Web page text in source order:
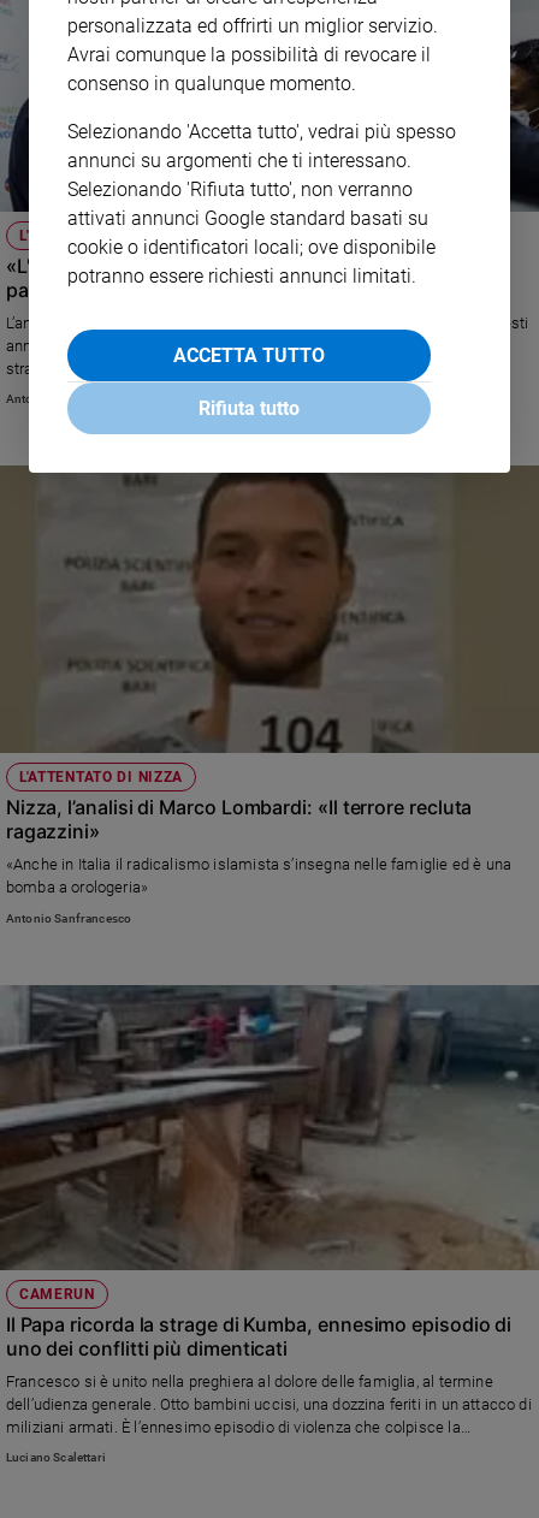
L'ESPERTO
«L'attacco hacker alla Regione Lazio è terrorismo e fa
parte della guerra cibernetica»
L’analisi del professore Marco Lombardi della Cattolica di Milano: «In questi
anni il terrorismo ha avuto successo perché ci ha sorpreso nell’utilizzare
strategie che noi non gli attribuivamo come sue specifiche. Secondo la
dottrina americana, a un attacco cibernetico si può rispondere con le
bombe tradizionali. Se si ha certezza da quale Stato arriva l’attacco». E sul
possibile collegamento con l’ideologia No-vax: «Non lo possiamo affermare
Antonio Sanfrancesco
L'ATTENTATO DI NIZZA
Nizza, l’analisi di Marco Lombardi: «Il terrore recluta
ragazzini»
«Anche in Italia il radicalismo islamista s’insegna nelle famiglie ed è una
bomba a orologeria»
Antonio Sanfrancesco
CAMERUN
Il Papa ricorda la strage di Kumba, ennesimo episodio di
uno dei conflitti più dimenticati
Francesco si è unito nella preghiera al dolore delle famiglia, al termine
dell’udienza generale. Otto bambini uccisi, una dozzina feriti in un attacco di
miliziani armati. È l’ennesimo episodio di violenza che colpisce la
popolazione anglofona del Camerun. Un conflitto che dura da quattro anni
Luciano Scalettari
personalizzata ed offrirti un miglior servizio.
Avrai comunque la possibilità di revocare il
consenso in qualunque momento.
Selezionando 'Accetta tutto', vedrai più spesso
annunci su argomenti che ti interessano.
Selezionando 'Rifiuta tutto', non verranno
attivati annunci Google standard basati su
cookie o identificatori locali; ove disponibile
potranno essere richiesti annunci limitati.
ACCETTA TUTTO
Rifiuta tutto